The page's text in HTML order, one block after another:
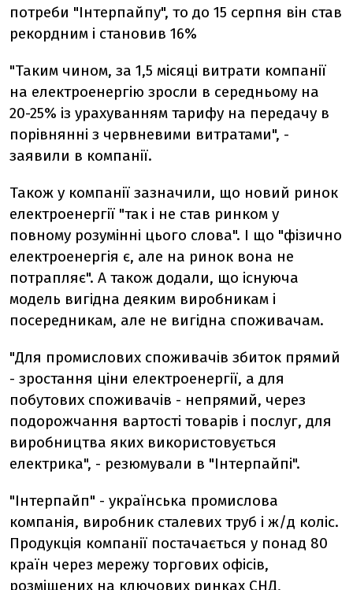
потреби "Інтерпайпу", то до 15 серпня він став
рекордним і становив 16%
"Таким чином, за 1,5 місяці витрати компанії
на електроенергію зросли в середньому на
20-25% із урахуванням тарифу на передачу в
порівнянні з червневими витратами", -
заявили в компанії.
Також у компанії зазначили, що новий ринок
електроенергії "так і не став ринком у
повному розумінні цього слова". І що "фізично
електроенергія є, але на ринок вона не
потрапляє". А також додали, що існуюча
модель вигідна деяким виробникам і
посередникам, але не вигідна споживачам.
"Для промислових споживачів збиток прямий
- зростання ціни електроенергії, а для
побутових споживачів - непрямий, через
подорожчання вартості товарів і послуг, для
виробництва яких використовується
електрика", - резюмували в "Інтерпайпі".
"Інтерпайп" - українська промислова
компанія, виробник сталевих труб і ж/д коліс.
Продукція компанії постачається у понад 80
країн через мережу торгових офісів,
розміщених на ключових ринках СНД,